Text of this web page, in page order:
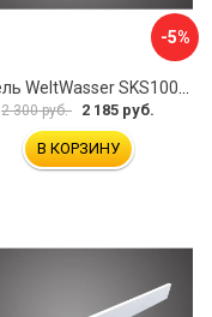
-5%
2 300 руб. 2 185 руб.
В КОРЗИНУ